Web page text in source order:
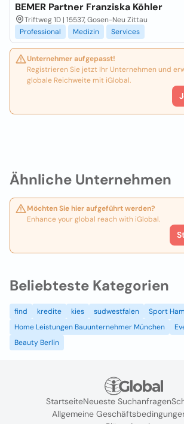
Ähnliche Unternehmen
Möchten Sie hier aufgeführt werden?
Enhance your global reach with iGlobal.
BEMER Partner Franziska Köhler
Triftweg 1D | 15537, Gosen-Neu Zittau
Professional
Medizin Services
Unternehmer aufgepasst!
Registrieren Sie jetzt Ihr Unternehmen und
globale Reichweite mit iGlobal.
Beliebteste Kategorien
find kredite kies sudwestfalen Sport
Home Leistungen Bauunternehmer München
Beauty Berlin
StartseiteNeueste Suchanfragen
Allgemeine